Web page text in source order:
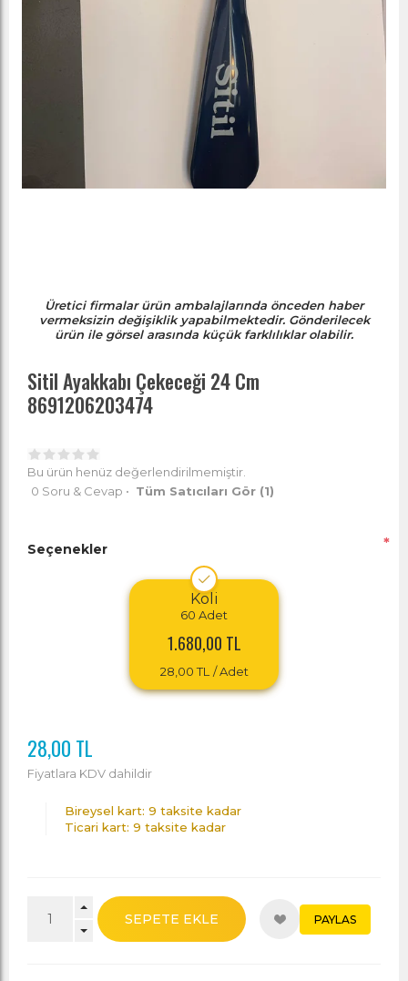
Üretici firmalar ürün ambalajlarında önceden haber
vermeksizin değişiklik yapabilmektedir. Gönderilecek
ürün ile görsel arasında küçük farklılıklar olabilir.
Sitil Ayakkabı Çekeceği 24 Cm
8691206203474
Bu ürün henüz değerlendirilmemiştir.
0 Soru & Cevap • Tüm Satıcıları Gör (1)
Seçenekler *
Koli
60 Adet
1.680,00 TL
28,00 TL / Adet
28,00 TL
Fiyatlara KDV dahildir
Bireysel kart: 9 taksite kadar
Ticari kart: 9 taksite kadar
SEPETE EKLE PAYLAS